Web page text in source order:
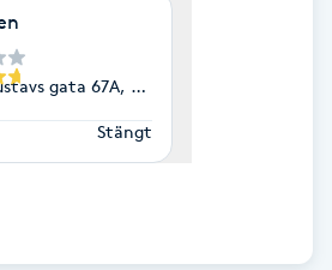
gata 67A, Helsingborg
Stängt